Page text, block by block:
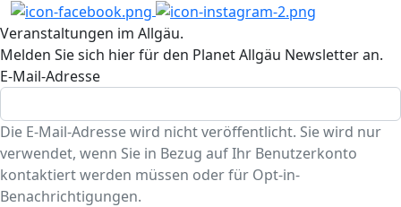
Veranstaltungen im Allgäu.
Melden Sie sich hier für den Planet Allgäu Newsletter an.
E-Mail-Adresse
Die E-Mail-Adresse wird nicht veröffentlicht. Sie wird nur
verwendet, wenn Sie in Bezug auf Ihr Benutzerkonto
kontaktiert werden müssen oder für Opt-in-
Benachrichtigungen.